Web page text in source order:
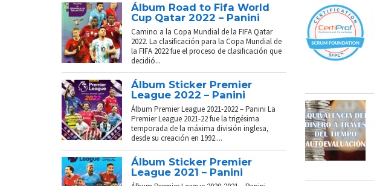
Álbum Road to Fifa World
Cup Qatar 2022 – Panini
Camino a la Copa Mundial de la FIFA Qatar
2022. La clasificación para la Copa Mundial de
la FIFA 2022 fue el proceso de clasificación que
decidió...
Álbum Sticker Premier
League 2022 – Panini
Álbum Premier League 2021-2022 – Panini La
Premier League 2021-22 fue la trigésima
temporada de la máxima división inglesa,
desde su creación en 1992....
Álbum Sticker Premier
League 2021 – Panini